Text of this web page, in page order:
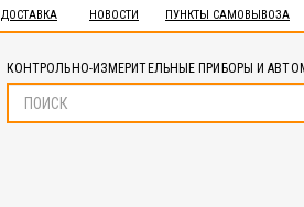
ДОСТАВКА НОВОСТИ ПУНКТЫ САМОВЫВОЗА
КОНТРОЛЬНО-ИЗМЕРИТЕЛЬНЫЕ ПРИБОРЫ И